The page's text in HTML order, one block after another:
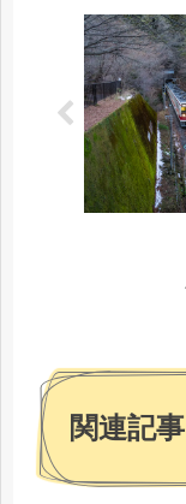
関連記事